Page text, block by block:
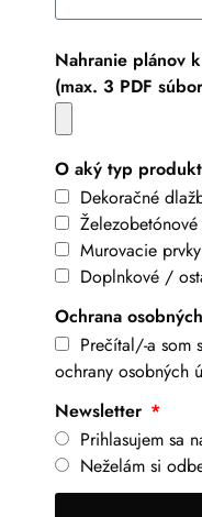
Nahranie plánov
(max. 3 PDF
O aký typ
Dekoračné
Murovacie
Doplnkové /
Ochrana
Prečítal/-a som
ochrany osobných
Newsletter
Prihlasujem sa
Neželám si